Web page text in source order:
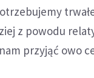
z powodu
przyjąć owo